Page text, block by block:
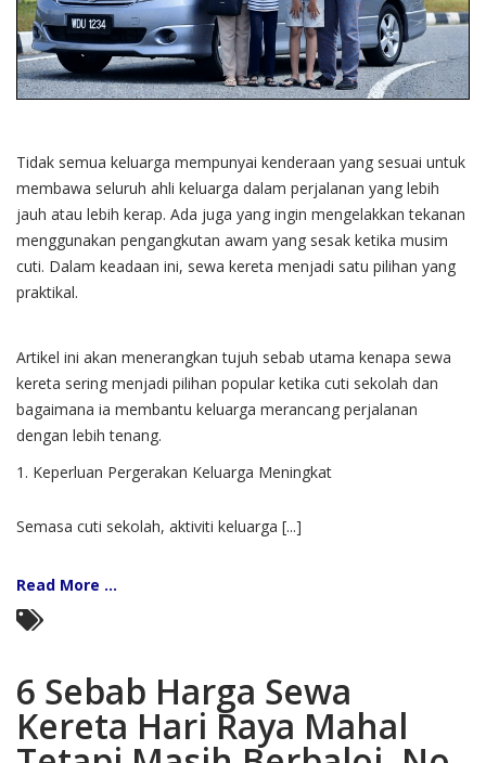
Tidak semua keluarga mempunyai kenderaan yang sesuai untuk
membawa seluruh ahli keluarga dalam perjalanan yang lebih
jauh atau lebih kerap. Ada juga yang ingin mengelakkan tekanan
menggunakan pengangkutan awam yang sesak ketika musim
cuti. Dalam keadaan ini, sewa kereta menjadi satu pilihan yang
praktikal.
Artikel ini akan menerangkan tujuh sebab utama kenapa sewa
kereta sering menjadi pilihan popular ketika cuti sekolah dan
bagaimana ia membantu keluarga merancang perjalanan
dengan lebih tenang.
1. Keperluan Pergerakan Keluarga Meningkat
Semasa cuti sekolah, aktiviti keluarga [...]
Read More ...
6 Sebab Harga Sewa
Kereta Hari Raya Mahal